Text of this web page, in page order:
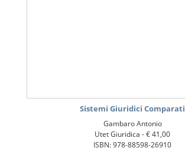
Sistemi Giuridici Comparati
Gambaro Antonio
Utet Giuridica -€ 41,00
ISBN: 978-88598-26910